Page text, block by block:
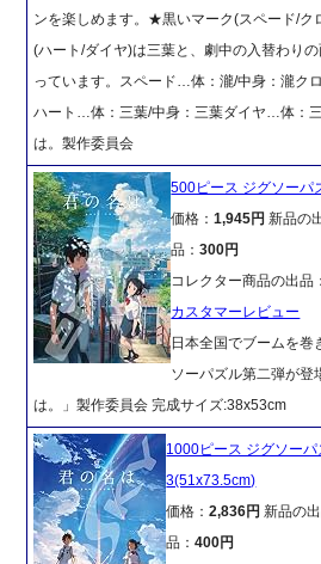
ンを楽しめます。★黒いマーク(スペード/ク
(ハート/ダイヤ)は三葉と、劇中の入替わり
っています。スペード…体：瀧/中身：瀧ク
ハート…体：三葉/中身：三葉ダイヤ…体：
は。製作委員会
500ピース ジグソーパ
価格：1,945円新品の
品：300円
コレクター商品の出品
カスタマーレビュー
日本全国でブームを巻
ソーパズル第二弾が登
は。」製作委員会 完成サイズ:38x53cm
1000ピース ジグソーパ
3(51x73.5cm)
価格：2,836円新品の
品：400円